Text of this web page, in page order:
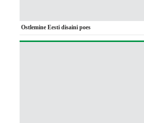
Ostlemine Eesti disaini poes